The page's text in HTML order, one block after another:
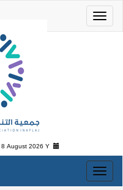
8 August 2026 Y